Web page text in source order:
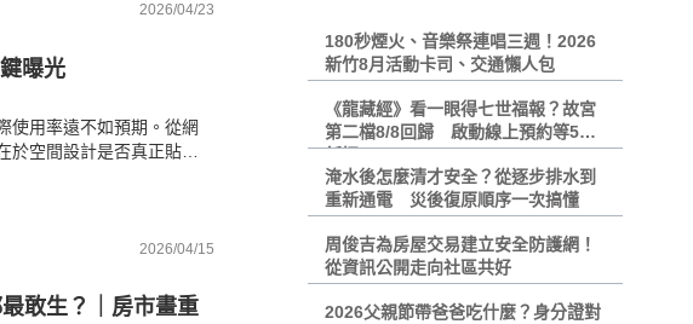
2026/04/23
曝光
使用率遠不如預期。從網
空間設計是否真正貼近
2026/04/15
敢生？｜房市畫重
180秒煙火、音樂祭連唱三週！2026
新竹8月活動卡司、交通懶人包
《龍藏經》看一眼得七世福報？故宮
第二檔8/8回歸 啟動線上預約等5大
新招
淹水後怎麼清才安全？從逐步排水到
重新通電 災後復原順序一次搞懂
周俊吉為房屋交易建立安全防護網！
從資訊公開走向社區共好
2026父親節帶爸爸吃什麼？身分證對